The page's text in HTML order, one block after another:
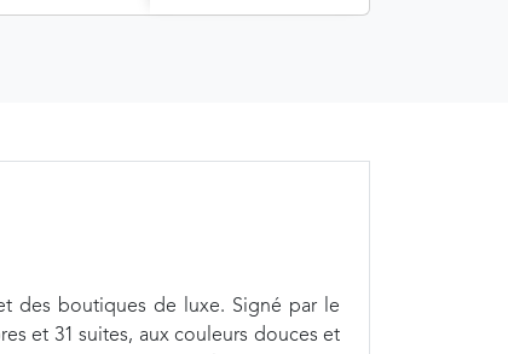
des boutiques de luxe. Signé par le
et 31 suites, aux couleurs douces et